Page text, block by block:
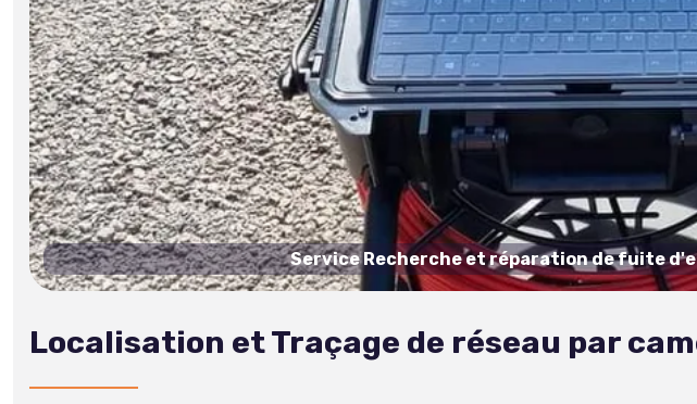
Service Recherche et réparation de fuite
Localisation et Traçage de réseau par